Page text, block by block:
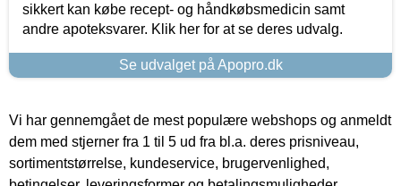
sikkert kan købe recept- og håndkøbsmedicin samt
andre apoteksvarer. Klik her for at se deres udvalg.
Se udvalget på Apopro.dk
Vi har gennemgået de mest populære webshops og anmeldt
dem med stjerner fra 1 til 5 ud fra bl.a. deres prisniveau,
sortimentstørrelse, kundeservice, brugervenlighed,